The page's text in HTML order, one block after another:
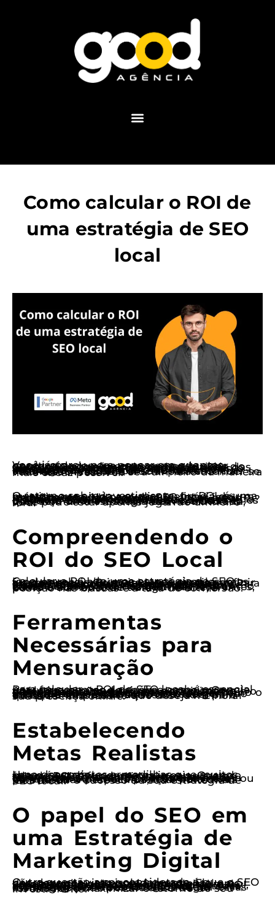
Como calcular o ROI de
uma estratégia de SEO
local
Você já parou para pensar em quantas oportunidades sua empresa pode estar perdendo por não aparecer nas buscas do Google? Em um mundo onde a maioria das compras e contratações começa online, a visibilidade é tudo. Para negócios locais, a presença no Google não é apenas uma vantagem competitiva, mas uma necessidade. E é aí que o ROI de uma estratégia de SEO local se torna essencial. Medir esse retorno é crucial para entender se você está investindo seu dinheiro da maneira mais eficaz possível.
O retorno sobre investimento, ou ROI, é uma métrica que ajuda a avaliar a eficácia de um investimento. No caso do SEO local, isso significa entender como suas ações estão impactando suas vendas e o reconhecimento da sua marca. A má notícia? Muitos empresários ainda subestimam o poder do SEO, acreditando que uma simples presença online é suficiente. A verdade é que, sem uma estratégia bem estruturada, você pode estar apenas jogando dinheiro fora.
Compreendendo o
ROI do SEO Local
Calcular o ROI de uma estratégia de SEO local envolve algumas etapas simples, mas fundamentais. Primeiro, você precisa definir claramente o que considera um retorno. Para muitos, isso pode ser vendas diretas, enquanto para outros pode incluir leads qualificados ou até mesmo o aumento de visitas ao site. Uma vez que você tenha clareza sobre o que deseja medir, o próximo passo é acompanhar as métricas relevantes, como o aumento de tráfego no site, a posição nas buscas e a taxa de conversão.
Ferramentas
Necessárias para
Mensuração
Para calcular o ROI do SEO local, é essencial usar ferramentas de análise como o Google Analytics, que pode ajudar a monitorar o tráfego orgânico, a origem dos visitantes e o comportamento deles em seu site. Além disso, ferramentas de palavras-chave, como o SEMrush ou o Ahrefs, podem oferecer insights sobre quais termos estão gerando tráfego e qual é a posição dos seus concorrentes. Esses dados são ouro para qualquer empresário que deseja melhorar sua presença online.
Estabelecendo
Metas Realistas
Uma das maiores armadilhas que muitos caem é estabelecer metas irreais. Quando falo de ROI, é fundamental que as metas sejam SMART: específicas, mensuráveis, alcançáveis, relevantes e temporais. Ao definir objetivos claros, como aumentar o tráfego em 30% nos próximos três meses ou conquistar a primeira posição para uma palavra-chave específica, fica muito mais fácil medir o sucesso da sua estratégia de SEO local.
O papel do SEO em
uma Estratégia de
Marketing Digital
Outra questão a ser considerada é que o SEO não deve ser visto isoladamente. Ele desempenha um papel fundamental em uma estratégia de marketing digital mais ampla. Isso significa que, ao calcular o ROI, você também deve considerar como suas ações de SEO estão afetando outras áreas, como campanhas de Google Ads ou marketing nas redes sociais. Integrar essas estratégias pode potencializar seus resultados e maximizar o retorno do seu investimento.